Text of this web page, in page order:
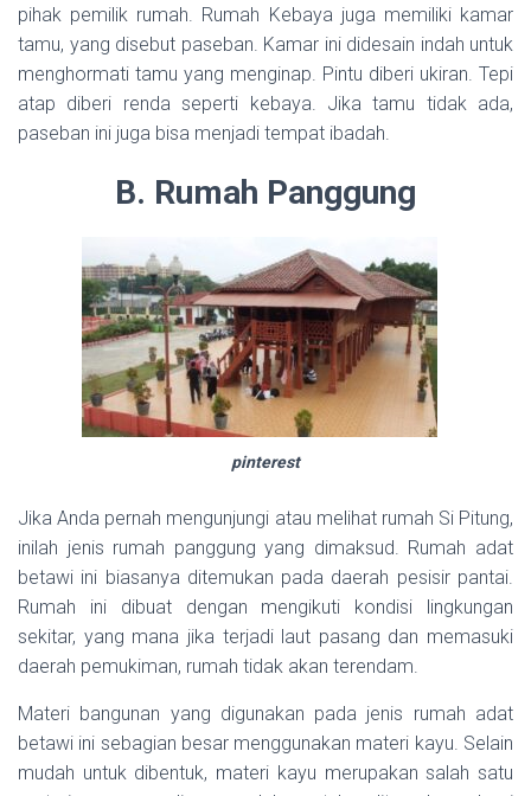
pihak pemilik rumah. Rumah Kebaya juga memiliki kamar
tamu, yang disebut paseban. Kamar ini didesain indah untuk
menghormati tamu yang menginap. Pintu diberi ukiran. Tepi
atap diberi renda seperti kebaya. Jika tamu tidak ada,
paseban ini juga bisa menjadi tempat ibadah.
B. Rumah Panggung
pinterest
Jika Anda pernah mengunjungi atau melihat rumah Si Pitung,
inilah jenis rumah panggung yang dimaksud. Rumah adat
betawi ini biasanya ditemukan pada daerah pesisir pantai.
Rumah ini dibuat dengan mengikuti kondisi lingkungan
sekitar, yang mana jika terjadi laut pasang dan memasuki
daerah pemukiman, rumah tidak akan terendam.
Materi bangunan yang digunakan pada jenis rumah adat
betawi ini sebagian besar menggunakan materi kayu. Selain
mudah untuk dibentuk, materi kayu merupakan salah satu